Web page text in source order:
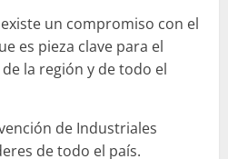
un compromiso con el
es pieza clave para el
la región y de todo el
de Industriales
de todo el país.